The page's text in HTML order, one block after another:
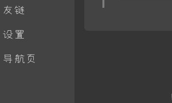
友链
设置
导航页